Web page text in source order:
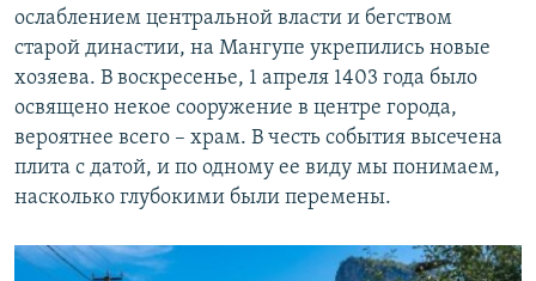
ослаблением центральной власти и бегством
старой династии, на Мангупе укрепились новые
хозяева. В воскресенье, 1 апреля 1403 года было
освящено некое сооружение в центре города,
вероятнее всего – храм. В честь события высечена
плита с датой, и по одному ее виду мы понимаем,
насколько глубокими были перемены.